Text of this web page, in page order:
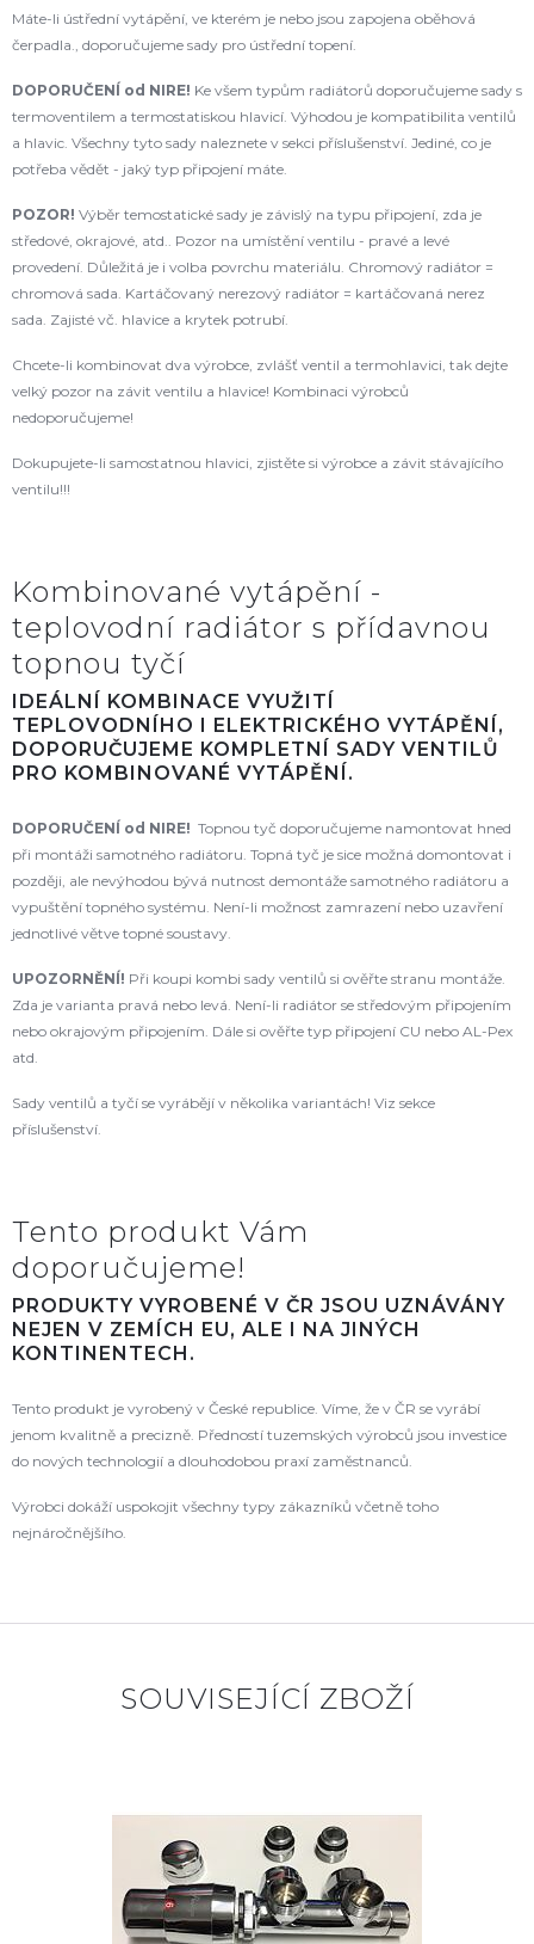
Máte-li ústřední vytápění, ve kterém je nebo jsou zapojena oběhová
čerpadla., doporučujeme sady pro ústřední topení.
DOPORUČENÍ od NIRE! Ke všem typům radiátorů doporučujeme sady s
termoventilem a termostatiskou hlavicí. Výhodou je kompatibilita ventilů
a hlavic. Všechny tyto sady naleznete v sekci příslušenství. Jediné, co je
potřeba vědět - jaký typ připojení máte.
POZOR! Výběr temostatické sady je závislý na typu připojení, zda je
středové, okrajové, atd.. Pozor na umístění ventilu - pravé a levé
provedení. Důležitá je i volba povrchu materiálu. Chromový radiátor =
chromová sada. Kartáčovaný nerezový radiátor = kartáčovaná nerez
sada. Zajisté vč. hlavice a krytek potrubí.
Chcete-li kombinovat dva výrobce, zvlášť ventil a termohlavici, tak dejte
velký pozor na závit ventilu a hlavice! Kombinaci výrobců
nedoporučujeme!
Dokupujete-li samostatnou hlavici, zjistěte si výrobce a závit stávajícího
ventilu!!!
Kombinované vytápění -
teplovodní radiátor s přídavnou
topnou tyčí
IDEÁLNÍ KOMBINACE VYUŽITÍ
TEPLOVODNÍHO I ELEKTRICKÉHO VYTÁPĚNÍ,
DOPORUČUJEME KOMPLETNÍ SADY VENTILŮ
PRO KOMBINOVANÉ VYTÁPĚNÍ.
DOPORUČENÍ od NIRE! Topnou tyč doporučujeme namontovat hned
při montáži samotného radiátoru. Topná tyč je sice možná domontovat i
později, ale nevýhodou bývá nutnost demontáže samotného radiátoru a
vypuštění topného systému. Není-li možnost zamrazení nebo uzavření
jednotlivé větve topné soustavy.
UPOZORNĚNÍ! Při koupi kombi sady ventilů si ověřte stranu montáže.
Zda je varianta pravá nebo levá. Není-li radiátor se středovým připojením
nebo okrajovým připojením. Dále si ověřte typ připojení CU nebo AL-Pex
atd.
Sady ventilů a tyčí se vyrábějí v několika variantách! Viz sekce
příslušenství.
Tento produkt Vám
doporučujeme!
PRODUKTY VYROBENÉ V ČR JSOU UZNÁVÁNY
NEJEN V ZEMÍCH EU, ALE I NA JINÝCH
KONTINENTECH.
Tento produkt je vyrobený v České republice. Víme, že v ČR se vyrábí
jenom kvalitně a precizně. Předností tuzemských výrobců jsou investice
do nových technologií a dlouhodobou praxí zaměstnanců.
Výrobci dokáží uspokojit všechny typy zákazníků včetně toho
nejnáročnějšího.
SOUVISEJÍCÍ ZBOŽÍ